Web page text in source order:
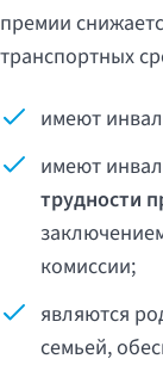
премии
транспортных
имеют
имеют
трудности
комиссии;
являются
семьей,